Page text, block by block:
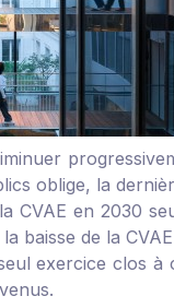
oblige, la
CVAE en 2030
baisse de la
exercice clos à